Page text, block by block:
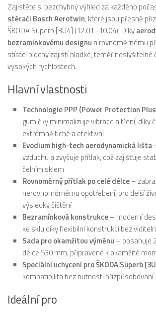
Zajistěte si bezchybný výhled za každého
stěrači Bosch Aerotwin, které jsou přesně
ŠKODA Superb [3U4] (12.01–10.04). Díky
bezramínkovému designu a rovnoměrnému
stírací plochy zajistí hladké, téměř neslyšitelné
vysokých rychlostech.
Hlavní vlastnosti
Technologie PPP (Power Protection
gumičky minimalizuje vibrace a tření, díky
extrémně tiché a efektivní
Evodium high-tech aerodynamická lišta
vzduchu a zvyšuje přítlak, což zajišťuje
čelním sklem
Rovnoměrný přítlak po celé délce–
nerovnoměrnému opotřebení, pro delší
výsledky čištění
Bezramínková konstrukce– moderní
ke sklu díky flexibilní konstrukci bez
Sada pro okamžitou výměnu – obsahuje
délce 530 mm, připravené k okamžité
Speciální uchycení pro ŠKODA Superb
kompatibilita bez nutnosti přizpůsobování
Ideální pro